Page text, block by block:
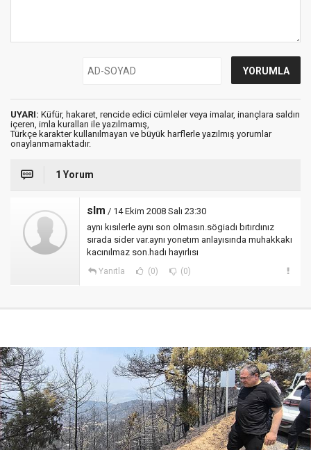
UYARI: Küfür, hakaret, rencide edici cümleler veya imalar, inançlara saldırı
içeren, imla kuralları ile yazılmamış,
Türkçe karakter kullanılmayan ve büyük harflerle yazılmış yorumlar
onaylanmamaktadır.
1 Yorum
slm / 14 Ekim 2008 Salı 23:30
aynı kısılerle aynı son olmasın.sögiadı bıtırdınız
sırada sider var.aynı yonetım anlayısında muhakkakı
kacınılmaz son.hadı hayırlısı
Yanıtla (0) (0)